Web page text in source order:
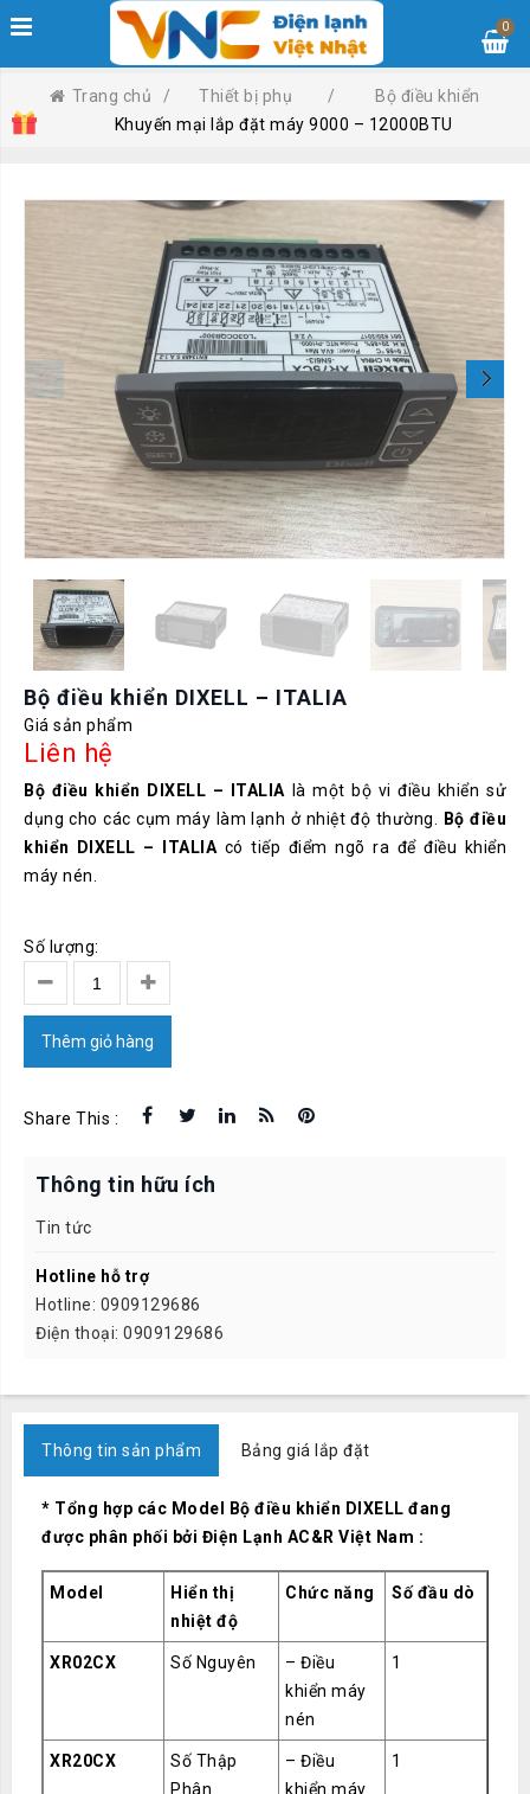
0
Trang chủ / Thiết bị phụ /
Bộ điều khiển
Khuyến mại lắp đặt máy 9000 – 12000BTU
Bộ điều khiển DIXELL – ITALIA
Giá sản phẩm
Liên hệ
Bộ điều khiển DIXELL – ITALIA là một bộ vi điều khiển sử
dụng cho các cụm máy làm lạnh ở nhiệt độ thường.
Bộ điều
khiển DIXELL – ITALIA có tiếp điểm ngõ ra để điều khiển
máy nén.
Số lượng:
Thêm giỏ hàng
Share This :
Thông tin hữu ích
Tin tức
Hotline hỗ trợ
Hotline: 0909129686
Điện thoại: 0909129686
Thông tin sản phẩm Bảng giá lắp đặt
* Tổng hợp các Model Bộ điều khiển DIXELL đang
được phân phối bởi Điện Lạnh AC&R Việt Nam :
Model
Hiển thị
nhiệt độ
Chức năng Số đầu dò
XR02CX Số Nguyên
– Điều
khiển máy
nén
1
XR20CX
Số Thập
Phân
– Điều
khiển máy
1